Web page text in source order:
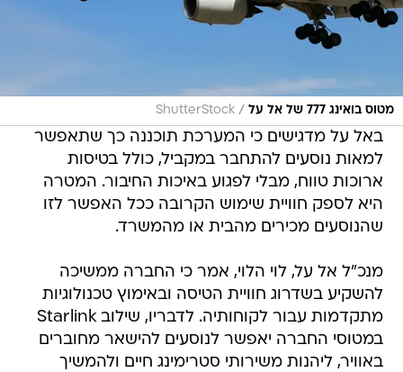
מטוס בואינג 777 של אל על /
ShutterStock
באל על מדגישים כי המערכת תוכננה כך שתאפשר
למאות נוסעים להתחבר במקביל, כולל בטיסות
ארוכות טווח, מבלי לפגוע באיכות החיבור. המטרה
היא לספק חוויית שימוש הקרובה ככל האפשר לזו
שהנוסעים מכירים מהבית או מהמשרד.
מנכ"ל אל על, לוי הלוי, אמר כי החברה ממשיכה
להשקיע בשדרוג חוויית הטיסה ובאימוץ טכנולוגיות
מתקדמות עבור לקוחותיה. לדבריו, שילוב Starlink
במטוסי החברה יאפשר לנוסעים להישאר מחוברים
באוויר, ליהנות משירותי סטרימינג חיים ולהמשיך